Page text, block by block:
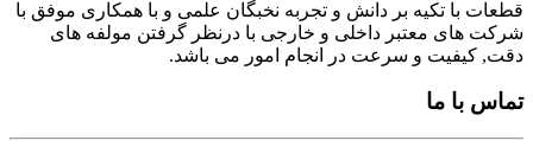
قطعات با تکیه بر دانش و تجربه نخبگان علمی و با همکاری موفق با
شرکت های معتبر داخلی و خارجی با درنظر گرفتن مولفه های
دقت, کیفیت و سرعت در انجام امور می باشد.
تماس با ما